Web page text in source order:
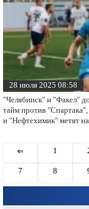
28 июля 2025 08:58
"Челябинск" и "Факел"
тайм против
и "Нефтехимик" метят
⇐ 1
7 8